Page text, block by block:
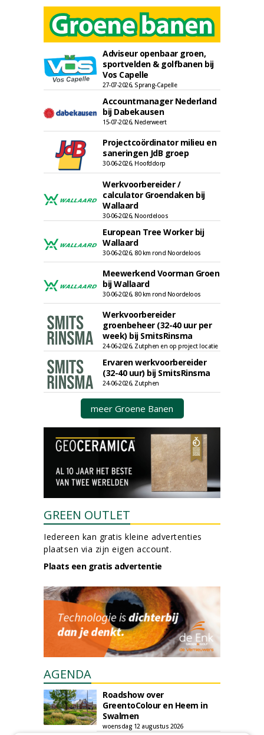
Adviseur openbaar groen,
sportvelden & golfbanen bij
Vos Capelle
27-07-2026, Sprang-Capelle
Accountmanager Nederland
bij Dabekausen
15-07-2026, Nederweert
Projectcoördinator milieu en
saneringen JdB groep
30-06-2026, Hoofddorp
Werkvoorbereider /
calculator Groendaken bij
Wallaard
30-06-2026, Noordeloos
European Tree Worker bij
Wallaard
30-06-2026, 80 km rond Noordeloos
Meewerkend Voorman Groen
bij Wallaard
30-06-2026, 80 km rond Noordeloos
Werkvoorbereider
groenbeheer (32-40 uur per
week) bij SmitsRinsma
24-06-2026, Zutphen en op project locatie
Ervaren werkvoorbereider
(32-40 uur) bij SmitsRinsma
24-06-2026, Zutphen
meer Groene Banen
GREEN OUTLET
Iedereen kan gratis kleine advertenties
plaatsen via zijn eigen account.
Plaats een gratis advertentie
AGENDA
Roadshow over
GreentoColour en Heem in
Swalmen
woensdag 12 augustus 2026